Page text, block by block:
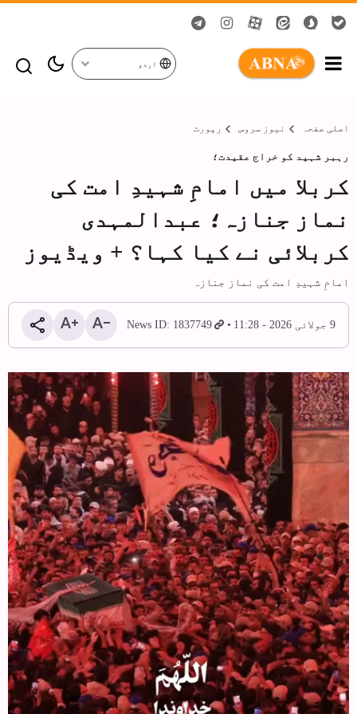
اردو
اصلی صفحہ نیوز سروس رپورٹ
رہبر شہید کو خراج عقیدت؛
کربلا میں امامِ شہیدِ امت کی
نماز جنازہ؛ عبدالمہدی
کربلائی نے کیا کہا؟ + ویڈیوز
امامِ شہیدِ امت کی نماز جنازہ
9 جولائی 2026 - 11:28 News ID: 1837749